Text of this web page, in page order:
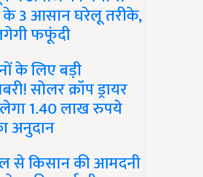
3 आसान घरेलू तरीके,
फफूंदी
के लिए बड़ी
सोलर क्रॉप ड्रायर
1.40 लाख रुपये
अनुदान
से किसान की आमदनी